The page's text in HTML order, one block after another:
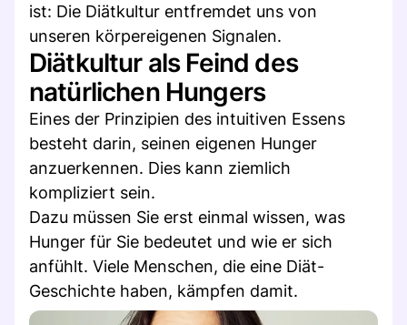
ist: Die Diätkultur entfremdet uns von
unseren körpereigenen Signalen.
Diätkultur als Feind des
natürlichen Hungers
Eines der Prinzipien des intuitiven Essens
besteht darin, seinen eigenen Hunger
anzuerkennen. Dies kann ziemlich
kompliziert sein.
Dazu müssen Sie erst einmal wissen, was
Hunger für Sie bedeutet und wie er sich
anfühlt. Viele Menschen, die eine Diät-
Geschichte haben, kämpfen damit.